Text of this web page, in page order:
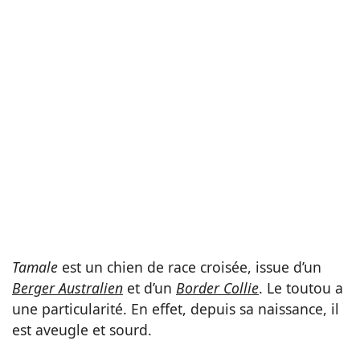
Tamale est un chien de race croisée, issue d’un
Berger Australien et d’un Border Collie. Le toutou a
une particularité. En effet, depuis sa naissance, il
est aveugle et sourd.